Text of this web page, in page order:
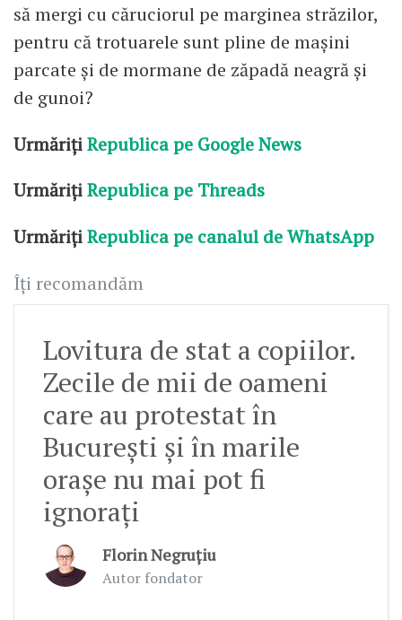
să mergi cu căruciorul pe marginea străzilor,
pentru că trotuarele sunt pline de mașini
parcate și de mormane de zăpadă neagră și
de gunoi?
UrmărițiRepublica pe Google News
UrmărițiRepublica pe Threads
UrmărițiRepublica pe canalul de WhatsApp
Îți recomandăm
Lovitura de stat a copiilor.
Zecile de mii de oameni
care au protestat în
București și în marile
orașe nu mai pot fi
ignorați
Florin Negruțiu
Autor fondator